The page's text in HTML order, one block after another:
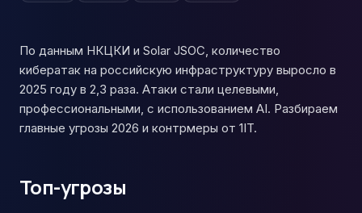
По данным НКЦКИ и Solar JSOC, количество
кибератак на российскую инфраструктуру выросло в
2025 году в 2,3 раза. Атаки стали целевыми,
профессиональными, с использованием AI. Разбираем
главные угрозы 2026 и контрмеры от 1IT.
Топ-угрозы